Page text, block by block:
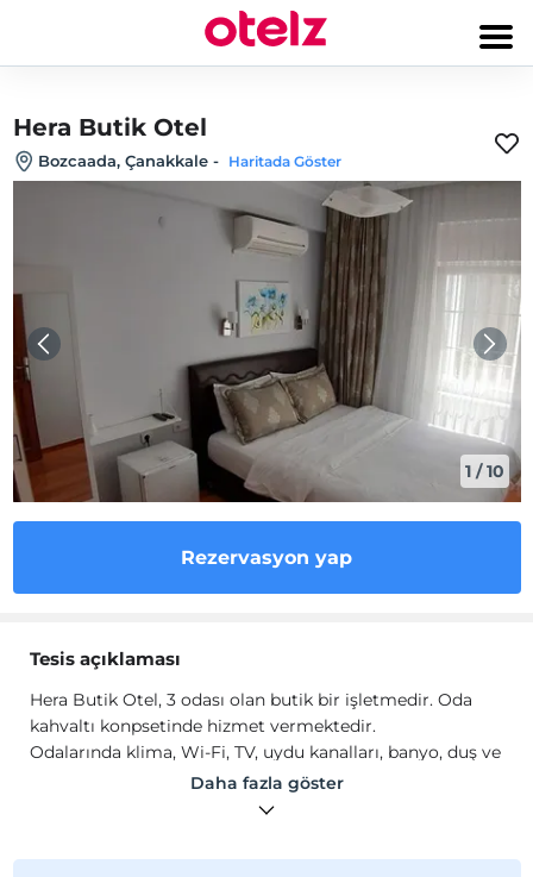
Hera Butik Otel
Bozcaada, Çanakkale - Haritada Göster
1 /10
Rezervasyon yap
Tesis açıklaması
Hera Butik Otel, 3 odası olan butik bir işletmedir. Oda
kahvaltı konpsetinde hizmet vermektedir.
Odalarında klima, Wi-Fi, TV, uydu kanalları, banyo, duş ve
mini buzdolabı gibi olanaklar mevcuttur.
Çanakkale Bozcaada'da konumlanmaktadır.
Daha fazla göster